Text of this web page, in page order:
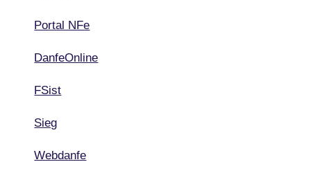
Portal NFe
DanfeOnline
FSist
Sieg
Webdanfe